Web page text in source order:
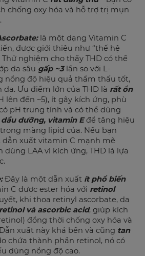
chống oxy hóa và hỗ trợ trị mụn
là một dạng Vitamin C
được giới thiệu như “thế hệ
nghiệm cho thấy THD có thể
da sâu gấp ~3lần so với L-
nồng độ hiệu quả thẩm thấu tốt,
Ưu điểm lớn của THD là rất ổn
lên đến ~5), ít gây kích ứng, phù
pH trung tính và có thể dùng
dưỡng, vitamin E để tăng hiệu
màng lipid của. Nếu bạn
xuất vitamin C mạnh mẽ
LAA vì kích ứng, THD là lựa
Đây là một dẫn xuất ít phổ biến
C được ester hóa với retinol
khi thoa retinyl ascorbate, da
retinol và ascorbic acid, giúp kích
đồng thời chống oxy hóa và
xuất này khá bền và cũng tan
chứa thành phần retinol, nó có
dùng nồng độ cao.